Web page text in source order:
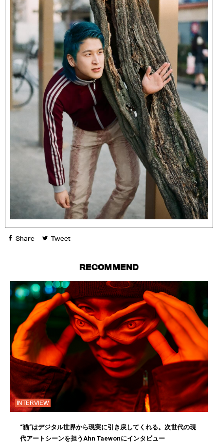
Share Tweet
RECOMMEND
INTERVIEW
“猫”はデジタル世界から現実に引き戻してくれる。次世代の現
代アートシーンを担うAhn Taewonにインタビュー